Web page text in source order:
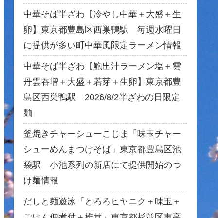
中華そば半ざわ【冷やし中華＋大盛＋生
卵】東京都豊島区西巣鴨駅 毎週水曜日
に提供が多い町中華風限定ラーメン情報
中華そば半ざわ【鮑出汁ラーメン塩＋雲
丹雲吞増＋大盛＋若芽＋生卵】東京都豊
島区西巣鴨駅 2026/8/2半ざわの日限定
麺
釜焼きチャーシューこじま「味玉チャー
シューめんまつけそば」東京都豊島区池
袋駅 小池系列の新店にて提供開始のつ
け麺情報
だしと麺遊泳「とろろヒヤニク＋味玉＋